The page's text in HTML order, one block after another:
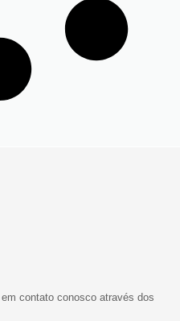
contato conosco através dos